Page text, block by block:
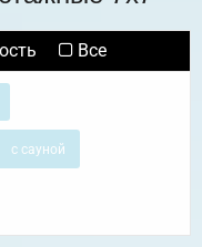
Все
с сауной